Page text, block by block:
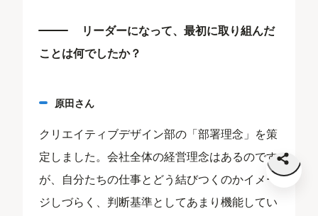
リーダーになって、最初に取り組んだ
ことは何でしたか？
原田さん
クリエイティブデザイン部の「部署理念」を策
定しました。会社全体の経営理念はあるのです
が、自分たちの仕事とどう結びつくのかイメー
ジしづらく、判断基準としてあまり機能してい